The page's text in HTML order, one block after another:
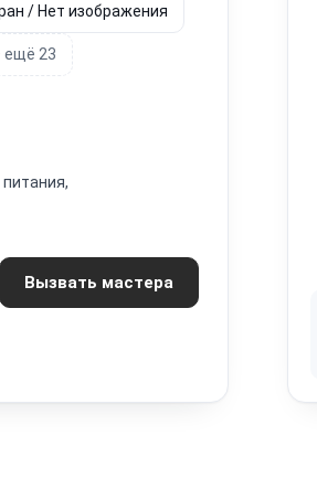
/ Нет изображения
ещё 23
Вызвать мастера